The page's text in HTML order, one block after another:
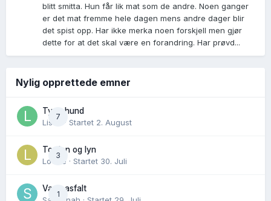
blitt smitta. Hun får lik mat som de andre. Noen ganger
er det mat fremme hele dagen mens andre dager blir
det spist opp. Har ikke merka noen forskjell men gjør
dette for at det skal være en forandring. Har prøvd...
Nylig opprettede emner
7
Tynn hund
Lisen
· Startet 2. August
3
Torden og lyn
Lovise · Startet 30. Juli
1
Varm asfalt